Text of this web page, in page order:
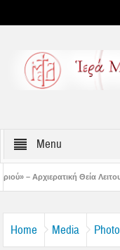
Menu
στα Καλά Νερά
Home Media